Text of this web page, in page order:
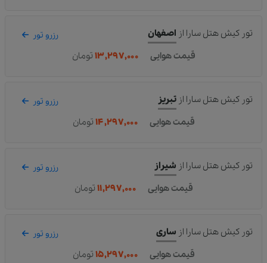
تور کیش هتل سارا از اصفهان رزرو تور
قیمت هوایی ۱۳,۲۹۷,۰۰۰ تومان
تور کیش هتل سارا از تبریز رزرو تور
قیمت هوایی ۱۴,۲۹۷,۰۰۰ تومان
تور کیش هتل سارا از شیراز رزرو تور
قیمت هوایی ۱۱,۲۹۷,۰۰۰ تومان
تور کیش هتل سارا از ساری رزرو تور
قیمت هوایی ۱۵,۲۹۷,۰۰۰ تومان